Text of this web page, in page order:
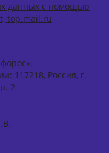
данных с помощью
top.mail.ru
117218, Россия, г.
2